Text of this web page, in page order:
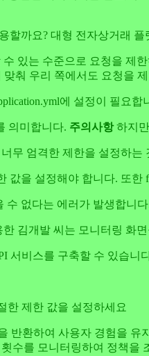
할까요? 대형 전자상거래
수 있는 수준으로 요청을
춰 우리 쪽에서도 요청을
에 설정이 필요
의미합니다. 주의사항하지
무 엄격한 제한을 설정하
값을 설정해야 합니다. 또
수 없다는 에러가 발생합니
한 김개발 씨는 모니터링
서비스를 구축할 수 있습
한 제한 값을 설정하세요
반환하여 사용자 경험을 유
수를 모니터링하여 정책을